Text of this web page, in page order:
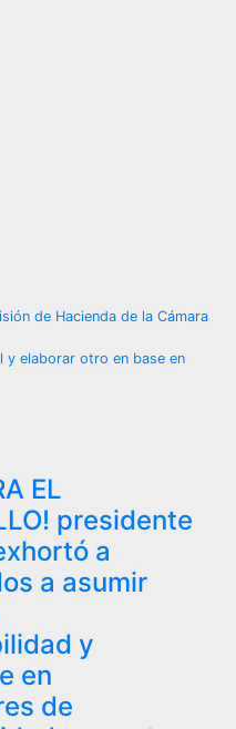
de Hacienda de la Cámara
y elaborar otro en base en
EL
presidente
a
a asumir
y
en
de